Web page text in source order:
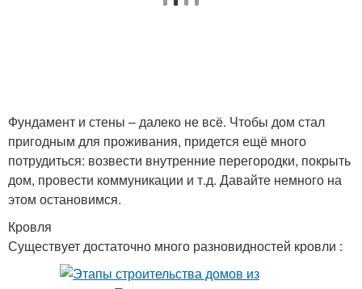
Фундамент и стены – далеко не всё. Чтобы дом стал
пригодным для проживания, придется ещё много
потрудиться: возвести внутренние перегородки, покрыть
дом, провести коммуникации и т.д. Давайте немного на
этом остановимся.
Кровля
Существует достаточно много разновидностей кровли :